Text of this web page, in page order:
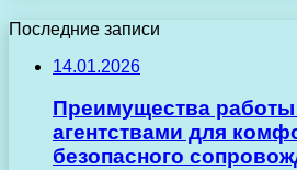
Последние записи
14.01.2026
Преимущества работы
агентствами для
безопасного